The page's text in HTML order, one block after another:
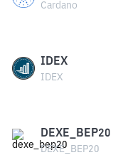
Cardano
IDEX
IDEX
DEXE_BEP20
DEXE_BEP20